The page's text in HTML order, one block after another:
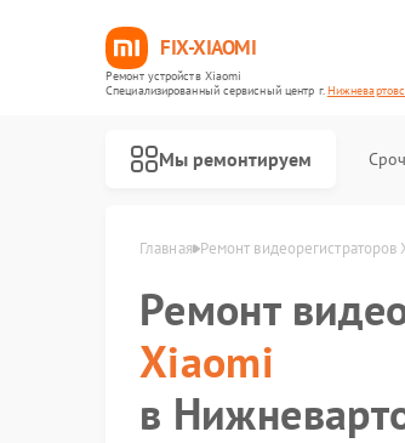
FIX-XIAOMI
Ремонт устройств Xiaomi
Специализированный cервисный центр г.
Мы ремонтируем
Главная Ремонт
Ремонт
Xiaomi
в